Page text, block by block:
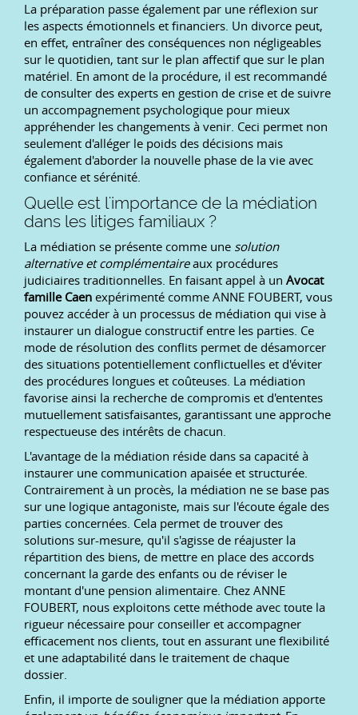
La préparation passe également par une réflexion sur
les aspects émotionnels et financiers. Un divorce peut,
en effet, entraîner des conséquences non négligeables
sur le quotidien, tant sur le plan affectif que sur le plan
matériel. En amont de la procédure, il est recommandé
de consulter des experts en gestion de crise et de suivre
un accompagnement psychologique pour mieux
appréhender les changements à venir. Ceci permet non
seulement d'alléger le poids des décisions mais
également d'aborder la nouvelle phase de la vie avec
confiance et sérénité.
Quelle est l'importance de la médiation
dans les litiges familiaux ?
La médiation se présente comme une solution
alternative et complémentaireaux procédures
judiciaires traditionnelles. En faisant appel à un Avocat
famille Caen expérimenté comme ANNE FOUBERT, vous
pouvez accéder à un processus de médiation qui vise à
instaurer un dialogue constructif entre les parties. Ce
mode de résolution des conflits permet de désamorcer
des situations potentiellement conflictuelles et d'éviter
des procédures longues et coûteuses. La médiation
favorise ainsi la recherche de compromis et d'ententes
mutuellement satisfaisantes, garantissant une approche
respectueuse des intérêts de chacun.
L'avantage de la médiation réside dans sa capacité à
instaurer une communication apaisée et structurée.
Contrairement à un procès, la médiation ne se base pas
sur une logique antagoniste, mais sur l'écoute égale des
parties concernées. Cela permet de trouver des
solutions sur-mesure, qu'il s'agisse de réajuster la
répartition des biens, de mettre en place des accords
concernant la garde des enfants ou de réviser le
montant d'une pension alimentaire. Chez ANNE
FOUBERT, nous exploitons cette méthode avec toute la
rigueur nécessaire pour conseiller et accompagner
efficacement nos clients, tout en assurant une flexibilité
et une adaptabilité dans le traitement de chaque
dossier.
Enfin, il importe de souligner que la médiation apporte